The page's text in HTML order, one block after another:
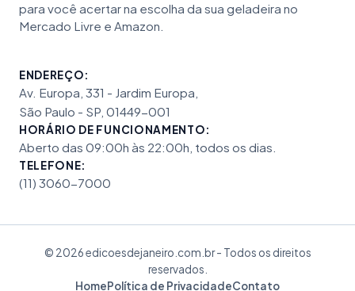
para você acertar na escolha da sua geladeira no
Mercado Livre e Amazon.
ENDEREÇO:
Av. Europa, 331 - Jardim Europa,
São Paulo - SP, 01449-001
HORÁRIO DE FUNCIONAMENTO:
Aberto das 09:00h às 22:00h, todos os dias.
TELEFONE:
(11) 3060-7000
© 2026 edicoesdejaneiro.com.br - Todos os direitos
reservados.
HomePolítica de PrivacidadeContato